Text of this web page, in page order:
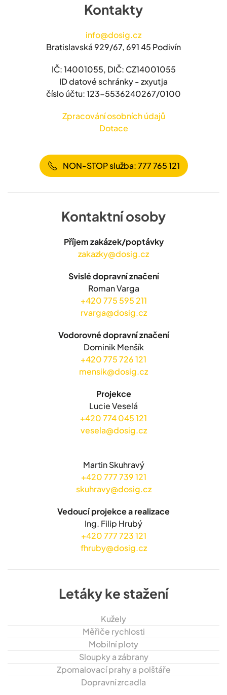
Kontakty
info@dosig.cz
Bratislavská 929/67, 691 45 Podivín
IČ: 14001055, DIČ: CZ14001055
ID datové schránky - zxyutja
číslo účtu: 123-5536240267/0100
Zpracování osobních údajů
Dotace
NON-STOP služba: 777 765 121
Kontaktní osoby
Příjem zakázek/poptávky
zakazky@dosig.cz
Svislé dopravní značení
Roman Varga
+420 775 595 211
rvarga@dosig.cz
Vodorovné dopravní značení
Dominik Menšík
+420 775 726 121
mensik@dosig.cz
Projekce
Lucie Veselá
+420 774 045 121
vesela@dosig.cz
Martin Skuhravý
+420 777 739 121
skuhravy@dosig.cz
Vedoucí projekce a realizace
Ing. Filip Hrubý
+420 777 723 121
fhruby@dosig.cz
Letáky ke stažení
Kužely
Měřiče rychlosti
Mobilní ploty
Sloupky a zábrany
Zpomalovací prahy a polštáře
Dopravní zrcadla